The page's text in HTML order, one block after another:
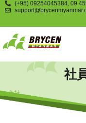
(+95) 09254045384, 09
社
会社